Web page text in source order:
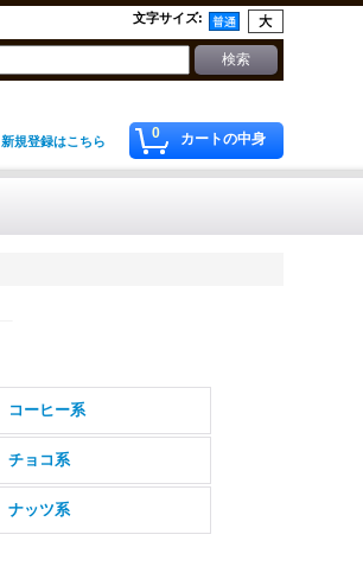
文字サイズ:
0 カートの中身
新規登録はこちら
コーヒー系
チョコ系
ナッツ系